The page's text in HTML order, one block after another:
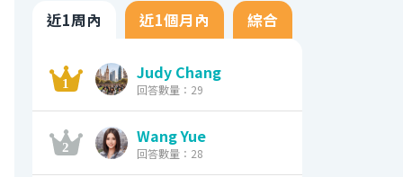
近1周內 近1個月內 綜合
Judy Chang
回答數量：29
Wang Yue
回答數量：28